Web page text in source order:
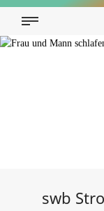
Privatkunden
swb